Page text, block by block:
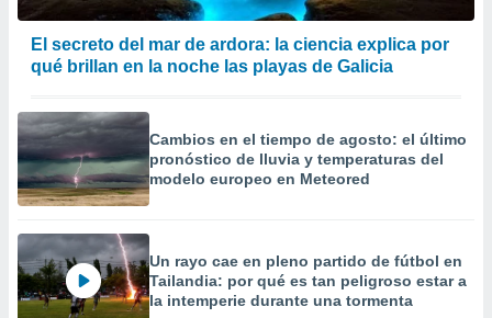
El secreto del mar de ardora: la ciencia explica por
qué brillan en la noche las playas de Galicia
Cambios en el tiempo de agosto: el último
pronóstico de lluvia y temperaturas del
modelo europeo en Meteored
Un rayo cae en pleno partido de fútbol en
Tailandia: por qué es tan peligroso estar a
la intemperie durante una tormenta